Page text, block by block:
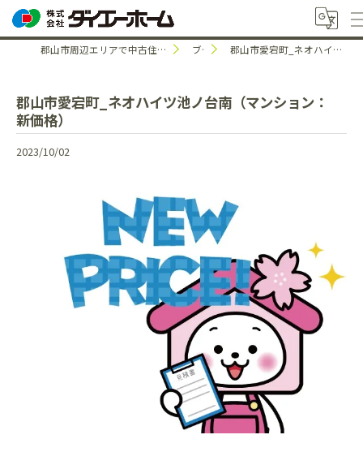
郡山市周辺エリアで中古住宅のことなら株式会社ダイエーホーム ブログ 郡山市愛宕町_ネオハイツ池ノ台南（マンション：新価格）
郡山市愛宕町_ネオハイツ池ノ台南（マンション：
新価格）
2023/10/02